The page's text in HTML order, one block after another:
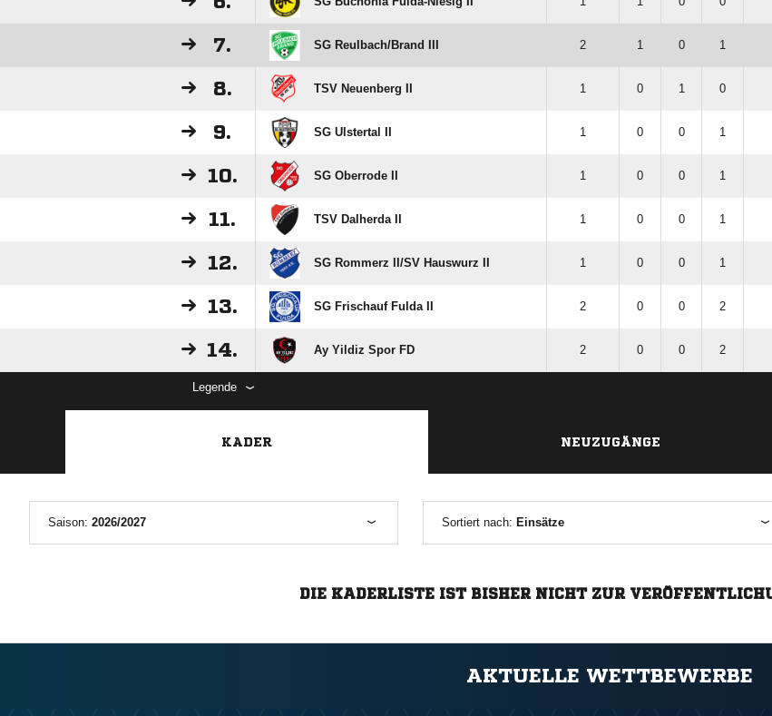
7. SG Reulbach/​Brand III 2 1 0 1
8. TSV Neuenberg II 1 0 1 0
9. SG Ulstertal II 1 0 0 1
10. SG Oberrode II 1 0 0 1
11. TSV Dalherda II 1 0 0 1
12. SG Rommerz II/​SV Hauswurz II 1 0 0 1
13. SG Frischauf Fulda II 2 0 0 2
14. Ay Yildiz Spor FD 2 0 0 2
Legende
KADER NEUZUGÄNGE
Saison: 2026/2027 Sortiert nach: Einsätze
DIE KADERLISTE IST BISHER NICHT ZUR
AKTUELLE WETTBEWERBE